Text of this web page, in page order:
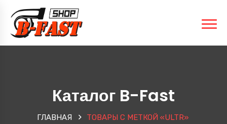
Каталог B-Fast
ГЛАВНАЯ ТОВАРЫ С МЕТКОЙ «ULTR»